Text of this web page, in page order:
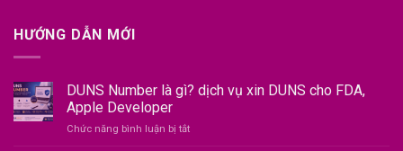
HƯỚNG DẪN MỚI
DUNS Number là gì? dịch vụ xin DUNS cho FDA,
Apple Developer
Chức năng bình luận bị tắtở